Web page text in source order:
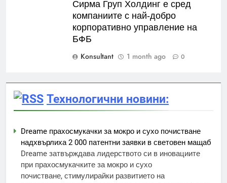
Сирма Груп Холдинг е сред
компаниите с най-добро
корпоративно управление на
БФБ
Konsultant
1 month ago 0
Технологични новини:
Dreame прахосмукачки за мокро и сухо почистване
надхвърлиха 2 000 патентни заявки в световен мащаб
Dreame затвърждава лидерството си в иновациите
при прахосмукачките за мокро и сухо
почистване, стимулирайки развитието на